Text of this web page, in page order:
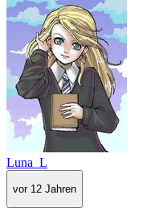
Luna_L
vor 12 Jahren